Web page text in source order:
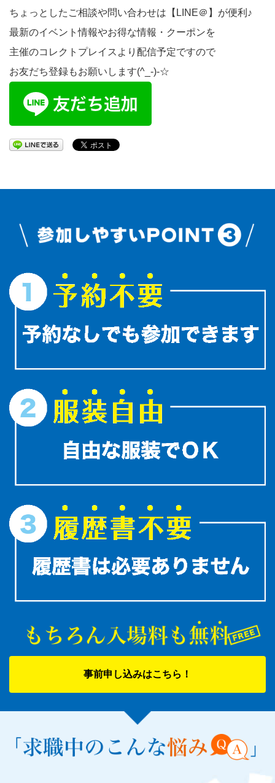
ちょっとしたご相談や問い合わせは【LINE＠】が便利♪
最新のイベント情報やお得な情報・クーポンを
主催のコレクトプレイスより配信予定ですので
お友だち登録もお願いします(^_-)-☆
事前申し込みはこちら！